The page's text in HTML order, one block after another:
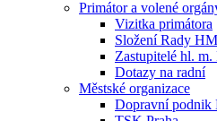
Primátor a volené
Vizitka primátora
Složení Rady
Zastupitelé hl. m.
Dotazy na radní
Městské organizace
Dopravní podnik